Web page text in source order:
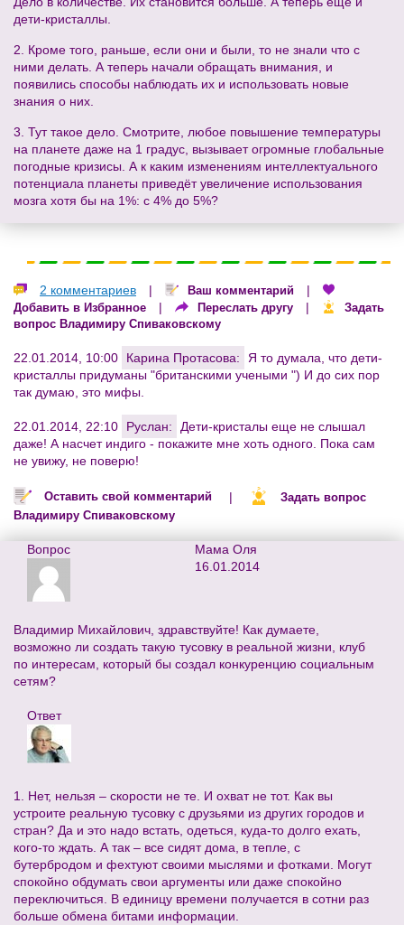
дети-кристаллы.
2. Кроме того, раньше, если они и были, то не знали что с
ними делать. А теперь начали обращать внимания, и
появились способы наблюдать их и использовать новые
знания о них.
3. Тут такое дело. Смотрите, любое повышение температуры
на планете даже на 1 градус, вызывает огромные глобальные
погодные кризисы. А к каким изменениям интеллектуального
потенциала планеты приведёт увеличение использования
мозга хотя бы на 1%: с 4% до 5%?
2 комментариев | Ваш комментарий |
Добавить в Избранное | Переслать другу |
Задать
вопрос Владимиру Спиваковскому
22.01.2014, 10:00 Карина Протасова:
Я то думала, что дети-
кристаллы придуманы "британскими учеными ") И до сих пор
так думаю, это мифы.
22.01.2014, 22:10 Руслан:
Дети-кристалы еще не слышал
даже! А насчет индиго - покажите мне хоть одного. Пока сам
не увижу, не поверю!
Оставить свой комментарий |
Задать вопрос
Владимиру Спиваковскому
Вопрос
Мама Оля
16.01.2014
Владимир Михайлович, здравствуйте! Как думаете,
возможно ли создать такую тусовку в реальной жизни, клуб
по интересам, который бы создал конкуренцию социальным
сетям?
Ответ
1. Нет, нельзя – скорости не те. И охват не тот. Как вы
устроите реальную тусовку с друзьями из других городов и
стран? Да и это надо встать, одеться, куда-то долго ехать,
кого-то ждать. А так – все сидят дома, в тепле, с
бутербродом и фехтуют своими мыслями и фотками. Могут
спокойно обдумать свои аргументы или даже спокойно
переключиться. В единицу времени получается в сотни раз
больше обмена битами информации.